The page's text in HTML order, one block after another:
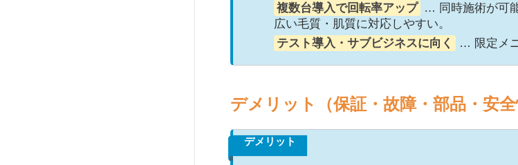
複数台導入で回転率アップ … 同時施術が可
広い毛質・肌質に対応しやすい。
テスト導入・サブビジネスに向く
… 限定メ
デメリット（保証・故障・部品・安全
デメリット